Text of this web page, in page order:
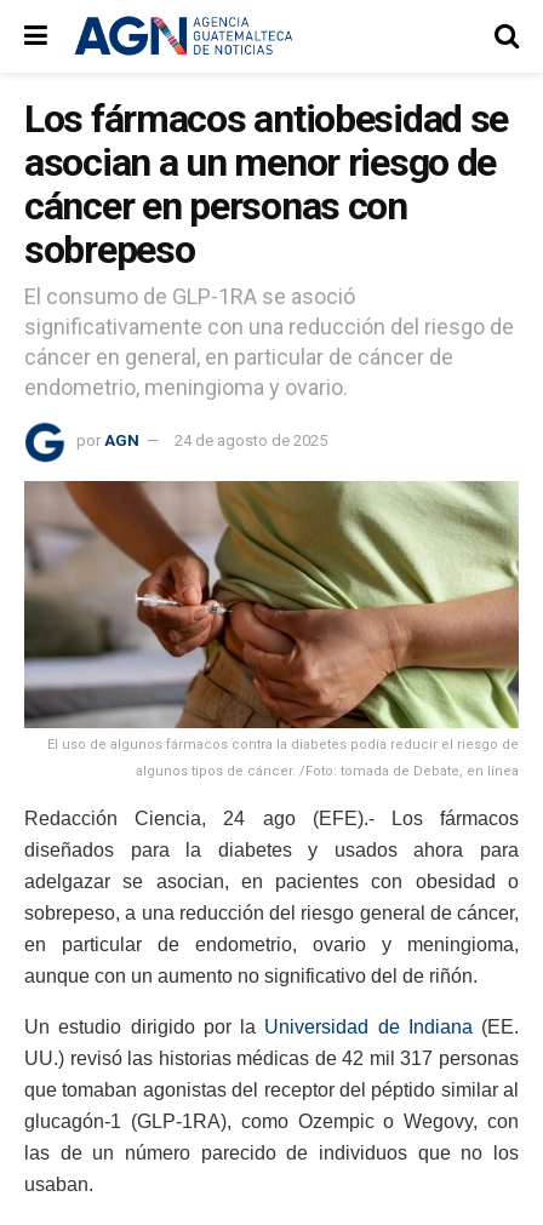
Los fármacos antiobesidad se
asocian a un menor riesgo de
cáncer en personas con
sobrepeso
El consumo de GLP-1RA se asoció
significativamente con una reducción del riesgo de
cáncer en general, en particular de cáncer de
endometrio, meningioma y ovario.
por AGN 24 de agosto de 2025
El uso de algunos fármacos contra la diabetes podía reducir el riesgo de
algunos tipos de cáncer. /Foto: tomada de Debate, en línea
Redacción Ciencia, 24 ago (EFE).- Los fármacos
diseñados para la diabetes y usados ahora para
adelgazar se asocian, en pacientes con obesidad o
sobrepeso, a una reducción del riesgo general de cáncer,
en particular de endometrio, ovario y meningioma,
aunque con un aumento no significativo del de riñón.
Un estudio dirigido por la Universidad de Indiana (EE.
UU.) revisó las historias médicas de 42 mil 317 personas
que tomaban agonistas del receptor del péptido similar al
glucagón-1 (GLP-1RA), como Ozempic o Wegovy, con
las de un número parecido de individuos que no los
usaban.